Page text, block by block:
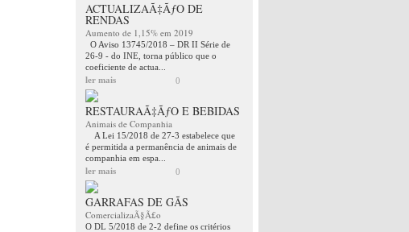
ACTUALIZAÃ‡ÃƒO DE
RENDAS
Aumento de 1,15% em 2019
O Aviso 13745/2018 – DR II Série de
26-9 - do INE, torna público que o
coeficiente de actua...
ler mais
0
RESTAURAÃ‡ÃƒO E BEBIDAS
Animais de Companhia
A Lei 15/2018 de 27-3 estabelece que
é permitida a permanência de animais de
companhia em espa...
ler mais
0
GARRAFAS DE GÃS
ComercializaÃ§Ã£o
O DL 5/2018 de 2-2 define os critérios